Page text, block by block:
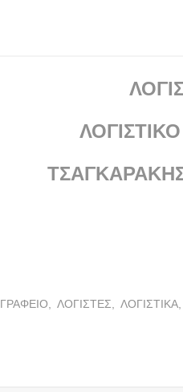
ΓΡΑΦΕΙΟ, ΛΟΓΙΣΤΕΣ, ΛΟΓΙΣΤΙΚΑ,